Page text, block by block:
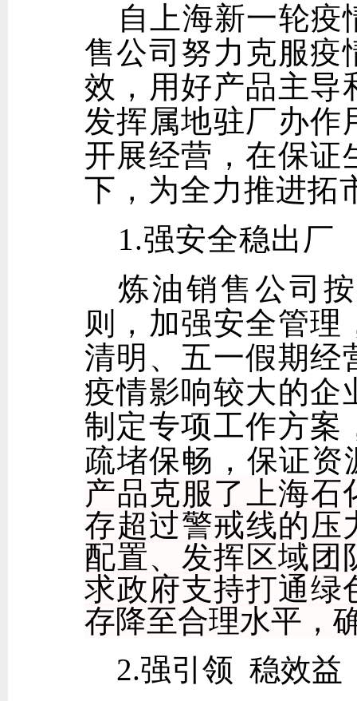
自上海新一轮疫
售公司努力克服疫
效，用好产品主导
发挥属地驻厂办作
开展经营，在保证
下，为全力推进拓
1.强安全稳出厂
炼油销售公司
则，加强安全管理
清明、五一假期经
疫情影响较大的企
制定专项工作方案
疏堵保畅，保证资
产品克服了上海石
存超过警戒线的压
配置、发挥区域团
求政府支持打通绿
存降至合理水平，
2.强引领 稳效益